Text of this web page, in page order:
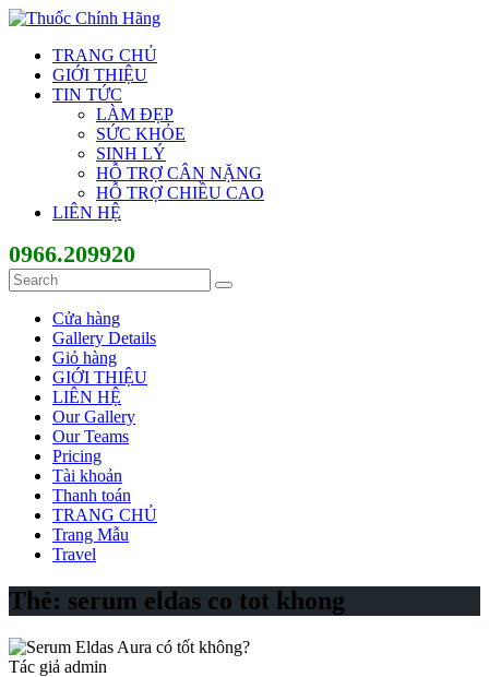
TRANG CHỦ
GIỚI THIỆU
TIN TỨC
LÀM ĐẸP
SỨC KHỎE
SINH LÝ
HỖ TRỢ CÂN NẶNG
HỖ TRỢ CHIỀU CAO
LIÊN HỆ
0966.209920
Cửa hàng
Gallery Details
Giỏ hàng
GIỚI THIỆU
LIÊN HỆ
Our Gallery
Our Teams
Pricing
Tài khoản
Thanh toán
TRANG CHỦ
Trang Mẫu
Travel
Thẻ: serum eldas co tot khong
Tác giả admin